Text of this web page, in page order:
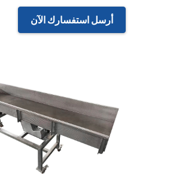
أرسل استفسارك الآن